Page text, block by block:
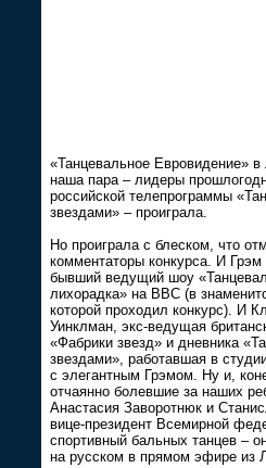
«Танцевальное Евровидение»
наша пара – лидеры
российской телепрограммы
звездами» – проиграла.
Но проиграла с блеском, что
комментаторы конкурса. И Грэм
бывший ведущий шоу
лихорадка» на ВВС (в
которой проходил конкурс). И
Уинклман, экс-ведущая
«Фабрики звезд» и дневника
звездами», работавшая в
с элегантным Грэмом. Ну и,
отчаянно болевшие за наших
Анастасия Заворотнюк и
вице-президент Всемирной
спортивный бальных танцев –
на русском в прямом эфире из